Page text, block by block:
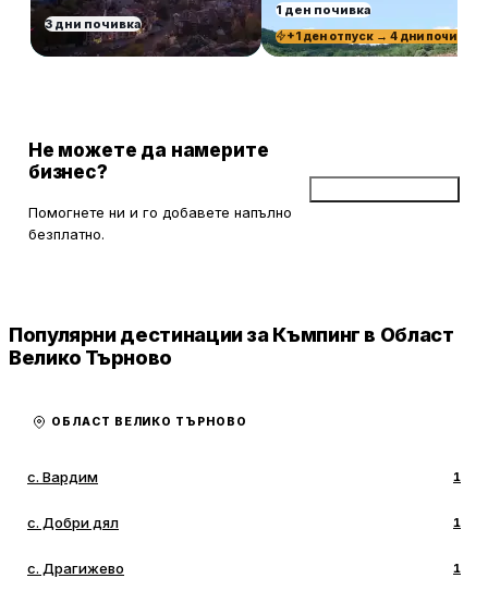
3 дни почивка
1 ден почивка
+1 ден отпуск → 4 дни почивка
Не можете да намерите
бизнес?
Помогнете ни и го добавете напълно
безплатно.
Популярни дестинации за Къмпинг в Област
Велико Търново
ОБЛАСТ ВЕЛИКО ТЪРНОВО
с. Вардим 1
с. Добри дял 1
с. Драгижево 1